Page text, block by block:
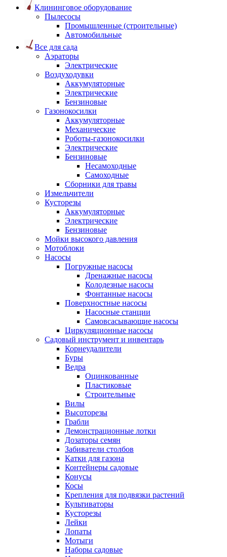
Клининговое оборудование
Пылесосы
Промышленные (строительные)
Автомобильные
Все для сада
Аэраторы
Электрические
Воздуходувки
Аккумуляторные
Электрические
Бензиновые
Газонокосилки
Аккумуляторные
Механические
Роботы-газонокосилки
Электрические
Бензиновые
Несамоходные
Самоходные
Сборники для травы
Измельчители
Кусторезы
Аккумуляторные
Электрические
Бензиновые
Мойки высокого давления
Мотоблоки
Насосы
Погружные насосы
Дренажные насосы
Колодезные насосы
Фонтанные насосы
Поверхностные насосы
Насосные станции
Самовсасывающие насосы
Циркуляционные насосы
Садовый инструмент и инвентарь
Корнеудалители
Буры
Ведра
Оцинкованные
Пластиковые
Строительные
Вилы
Высоторезы
Грабли
Демонстрационные лотки
Дозаторы семян
Забиватели столбов
Катки для газона
Контейнеры садовые
Конусы
Косы
Крепления для подвязки растений
Культиваторы
Кусторезы
Лейки
Лопаты
Мотыги
Наборы садовые